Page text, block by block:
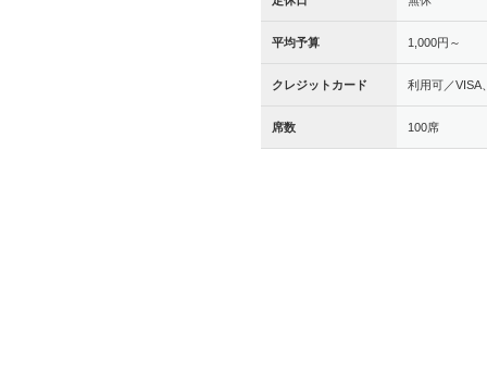
平均予算 1,000円～
クレジットカード 利用可／VISA
席数 100席